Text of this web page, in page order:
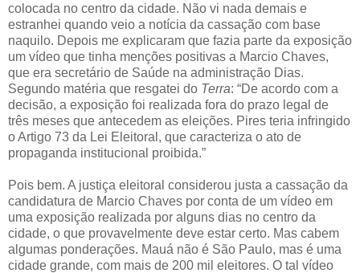
colocada no centro da cidade. Não vi nada demais e
estranhei quando veio a notícia da cassação com base
naquilo. Depois me explicaram que fazia parte da exposição
um vídeo que tinha menções positivas a Marcio Chaves,
que era secretário de Saúde na administração Dias.
Segundo matéria que resgatei do Terra: “De acordo com a
decisão, a exposição foi realizada fora do prazo legal de
três meses que antecedem as eleições. Pires teria infringido
o Artigo 73 da Lei Eleitoral, que caracteriza o ato de
propaganda institucional proibida.”
Pois bem. A justiça eleitoral considerou justa a cassação da
candidatura de Marcio Chaves por conta de um vídeo em
uma exposição realizada por alguns dias no centro da
cidade, o que provavelmente deve estar certo. Mas cabem
algumas ponderações. Mauá não é São Paulo, mas é uma
cidade grande, com mais de 200 mil eleitores. O tal vídeo